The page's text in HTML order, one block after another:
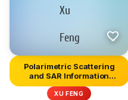
Polarimetric Scattering
and SAR Information
Retrie...
XU FENG